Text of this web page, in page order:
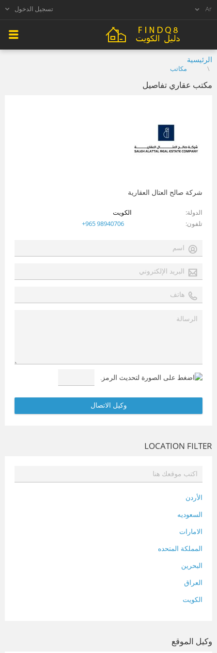
تسجيل الدخول
الرئيسية
مكاتب
مكتب عقاري تفاصيل
شركة صالح العتال العقارية
الدولة
الكويت
تلفون
+965 98940706
LOCATION FILTER
الأردن
السعوديه
الامارات
المملكة المتحده
البحرين
العراق
الكويت
وكيل الموقع